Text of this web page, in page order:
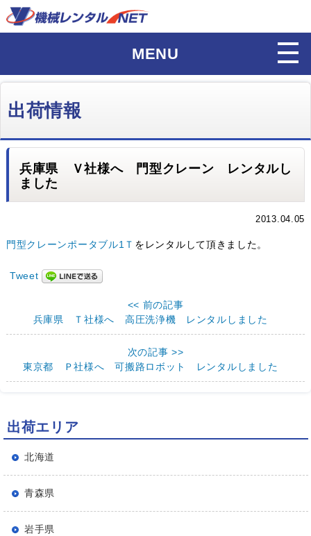
MENU
出荷情報
兵庫県 Ｖ社様へ 門型クレーン レンタルし
ました
2013.04.05
門型クレーンポータブル1Ｔ をレンタルして頂きました。
Tweet
<< 前の記事
兵庫県 Ｔ社様へ 高圧洗浄機 レンタルしました
次の記事 >>
東京都 Ｐ社様へ 可搬路ロボット レンタルしました
出荷エリア
北海道
青森県
岩手県